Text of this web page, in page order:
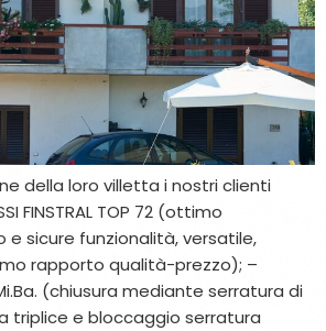
della loro villetta i nostri clienti
FINSTRAL TOP 72 (ottimo
sicure funzionalità, versatile,
rapporto qualità-prezzo); –
Mi.Ba. (chiusura mediante serratura di
triplice e bloccaggio serratura